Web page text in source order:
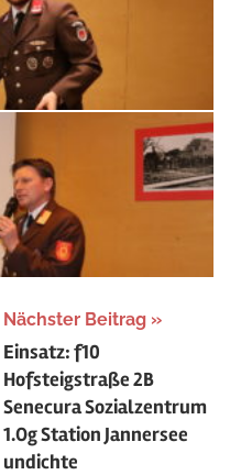
Nächster Beitrag
Einsatz: f10
Hofsteigstraße 2B
Senecura Sozialzentrum
1.Og Station Jannersee
undichte